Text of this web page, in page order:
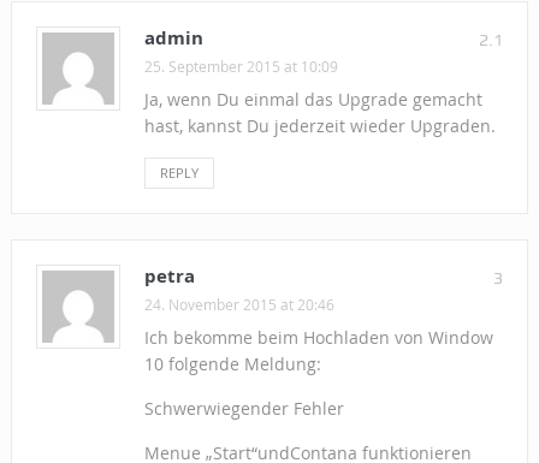
2.1
admin
25. September 2015 at 10:09
Ja, wenn Du einmal das Upgrade gemacht
hast, kannst Du jederzeit wieder Upgraden.
REPLY
3
petra
24. November 2015 at 20:46
Ich bekomme beim Hochladen von Window
10 folgende Meldung:
Schwerwiegender Fehler
Menue „Start“undContana funktionieren